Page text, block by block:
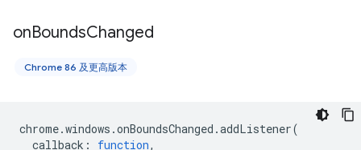
onBoundsChanged
Chrome 86 及更高版本
chrome.windows .onBoundsChanged .addListener(
callback : function,